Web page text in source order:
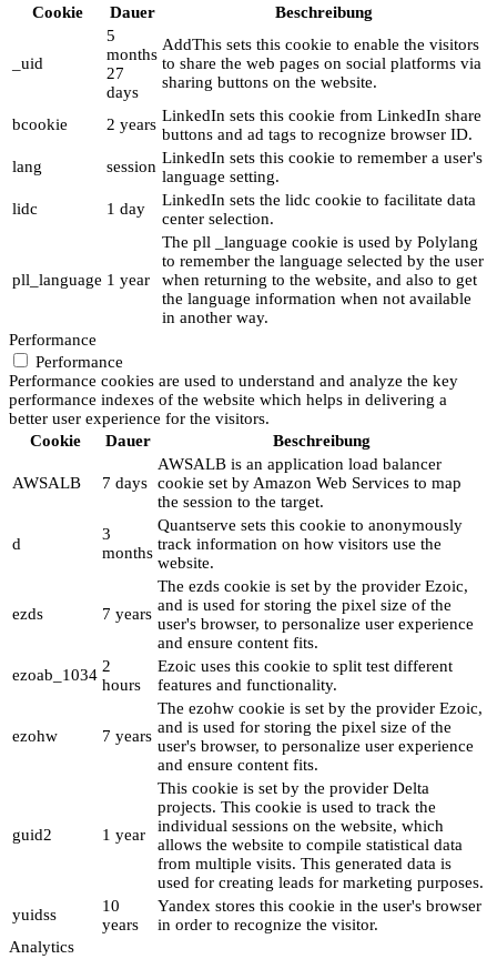
Cookie
Dauer Beschreibung
_uid
5
months
27
days
AddThis sets this cookie to enable the visitors
to share the web pages on social platforms via
sharing buttons on the website.
bcookie 2 years LinkedIn sets this cookie from LinkedIn share
buttons and ad tags to recognize browser ID.
lang
session LinkedIn sets this cookie to remember a user's
language setting.
lidc
1 day
LinkedIn sets the lidc cookie to facilitate data
center selection.
pll_language 1 year
The pll _language cookie is used by Polylang
to remember the language selected by the user
when returning to the website, and also to get
the language information when not available
in another way.
Performance
Performance
Performance cookies are used to understand and analyze the key
performance indexes of the website which helps in delivering a
better user experience for the visitors.
Cookie
Dauer Beschreibung
AWSALB 7 days
AWSALB is an application load balancer
cookie set by Amazon Web Services to map
the session to the target.
d
3
months
Quantserve sets this cookie to anonymously
track information on how visitors use the
website.
ezds 7 years
The ezds cookie is set by the provider Ezoic,
and is used for storing the pixel size of the
user's browser, to personalize user experience
and ensure content fits.
ezoab_1034 2
hours
Ezoic uses this cookie to split test different
features and functionality.
ezohw 7 years
The ezohw cookie is set by the provider Ezoic,
and is used for storing the pixel size of the
user's browser, to personalize user experience
and ensure content fits.
guid2 1 year
This cookie is set by the provider Delta
projects. This cookie is used to track the
individual sessions on the website, which
allows the website to compile statistical data
from multiple visits. This generated data is
used for creating leads for marketing purposes.
yuidss
10
years
Yandex stores this cookie in the user's browser
in order to recognize the visitor.
Analytics